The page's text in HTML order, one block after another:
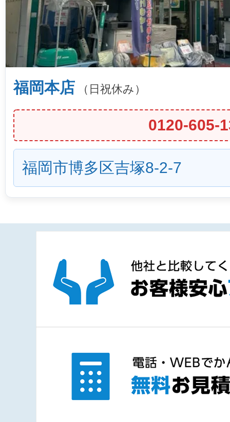
福岡本店 （日祝休み）
0120-605-
福岡市博多区吉塚8-2-7